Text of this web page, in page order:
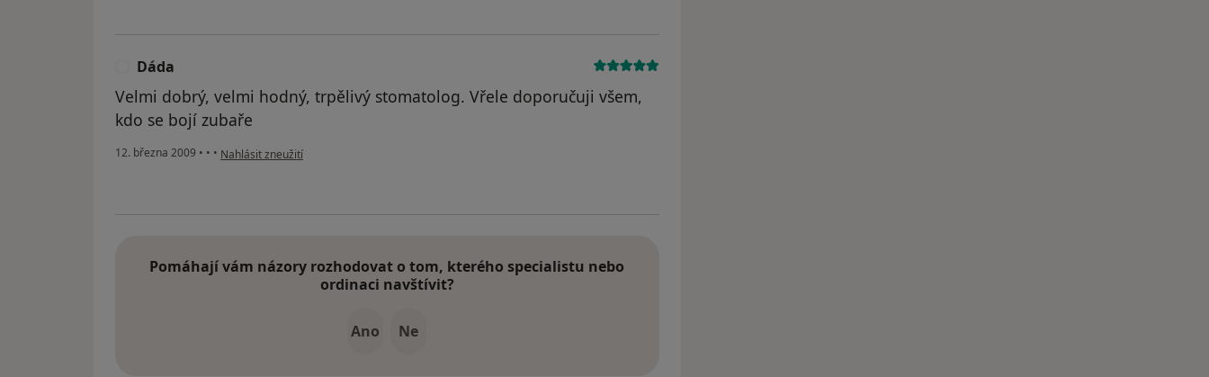
Dáda
Velmi dobrý, velmi hodný, trpělivý stomatolog. Vřele doporučuji všem,
kdo se bojí zubaře
12. března 2009 • • • podle názoru uživatele Dáda
Nahlásit zneužití
Pomáhají vám názory rozhodovat o tom, kterého specialistu nebo
ordinaci navštívit?
Ano Ne